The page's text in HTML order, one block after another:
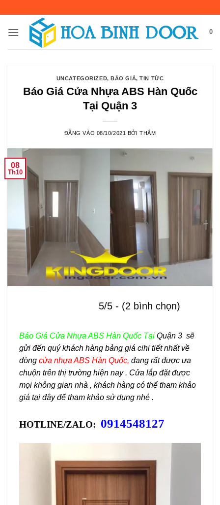
nội
0
UNCATEGORIZED,BÁO GIÁ,TIN TỨC
Báo Giá Cửa Nhựa ABS Hàn Quốc
Tại Quận 3
ĐĂNG VÀO 08/10/2021 BỞITHẮM
08
Th10
5/5 - (2 bình chọn)
Báo Giá Cửa Nhựa ABS Hàn Quốc Tại Quận 3 sẽ
gửi đến quý khách hàng bảng giá cihi tiết nhất về
dòng cửa nhựa ABS Hàn Quốc, đang rất được ưa
chuộn trên thị trường hiện nay . Cửa lắp đặt được
mọi không gian nhà , khách hàng có thể tham khảo
giá tại đây để tham khảo sử dụng nhé .
HOTLINE/ZALO: 0914548127